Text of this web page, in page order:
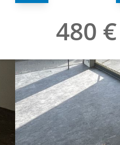
480 €